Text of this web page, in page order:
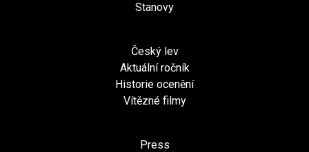
Stanovy
Český lev
Aktuální ročník
Historie ocenění
Vítězné filmy
Press